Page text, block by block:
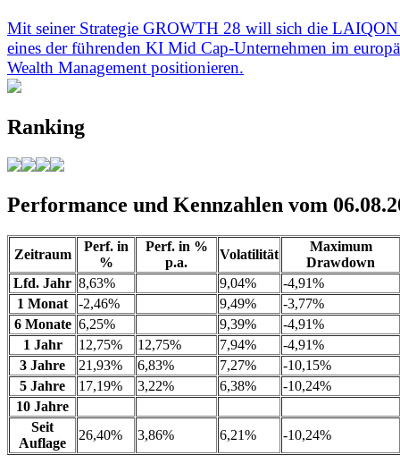
Mit seiner Strategie GROWTH 28 will sich die
eines der führenden KI Mid Cap-Unternehmen im
Wealth Management positionieren.
Ranking
Performance und Kennzahlen vom
Zeitraum
Perf. in
%
Perf. in %
p.a.
Volatilität
Maximum
Drawdown
Lfd. Jahr 8,63% 9,04%
-4,91%
1 Monat
-2,46% 9,49%
-3,77%
6 Monate 6,25% 9,39%
-4,91%
1 Jahr
12,75% 12,75% 7,94%
-4,91%
3 Jahre
21,93% 6,83% 7,27%
-10,15%
5 Jahre
17,19% 3,22% 6,38%
-10,24%
10 Jahre
Seit
Auflage
26,40% 3,86% 6,21% -10,24%